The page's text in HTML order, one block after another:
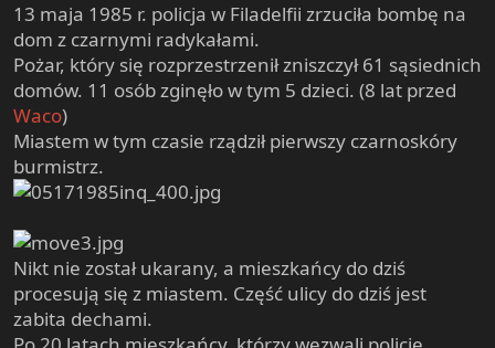
13 maja 1985 r. policja w Filadelfii zrzuciła bombę na
dom z czarnymi radykałami.
Pożar, który się rozprzestrzenił zniszczył 61 sąsiednich
domów. 11 osób zginęło w tym 5 dzieci. (8 lat przed
Waco)
Miastem w tym czasie rządził pierwszy czarnoskóry
burmistrz.
Nikt nie został ukarany, a mieszkańcy do dziś
procesują się z miastem. Część ulicy do dziś jest
zabita dechami.